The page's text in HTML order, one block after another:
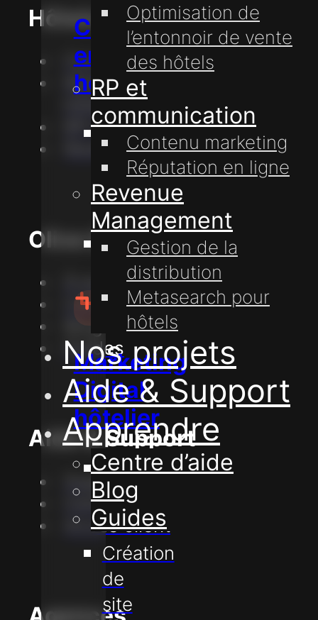
Conseil
en
hôtellerie
Communication
avec
les
voyageurs
Technologie
hôtelière
Marketing
Digital
hôtelier
Stratégie
Digital
Marketing
Création
de
site
Optimisation de
l’entonnoir de vente
des hôtels
RP et
communication
Contenu marketing
Réputation en ligne
Revenue
Management
Gestion de la
distribution
Metasearch pour
hôtels
Nos projets
Aide & Support
Apprendre
Centre d’aide
Blog
Guides
Hôtels
Conseil en hôtellerie
Marketing Digital
hôtelier
RP et communication
Revenue Management
Olive & Lake
À propos
Contact
Guides
Aide & Support
Support
Centre d'aide
Accès client